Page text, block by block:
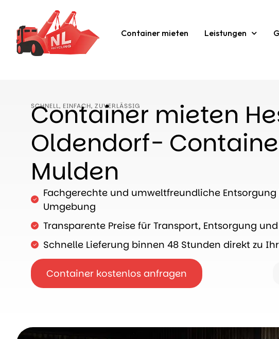
Container mieten Leistungen
SCHNELL, EINFACH, ZUVERLÄSSIG
Container mieten
Oldendorf-
Mulden
Fachgerechte und umweltfreundliche
Umgebung
Transparente Preise für Transport, Entsorgung
Schnelle Lieferung binnen 48 Stunden direkt zu
Container kostenlos anfragen